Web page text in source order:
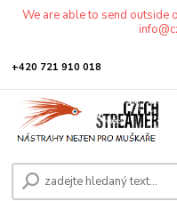
We are able to send outside
+420 721 910 018